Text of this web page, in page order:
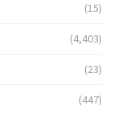
(15)
(4,403)
(23)
(447)